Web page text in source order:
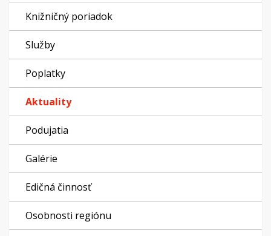
Knižničný poriadok
Služby
Poplatky
Aktuality
Podujatia
Galérie
Edičná činnosť
Osobnosti regiónu